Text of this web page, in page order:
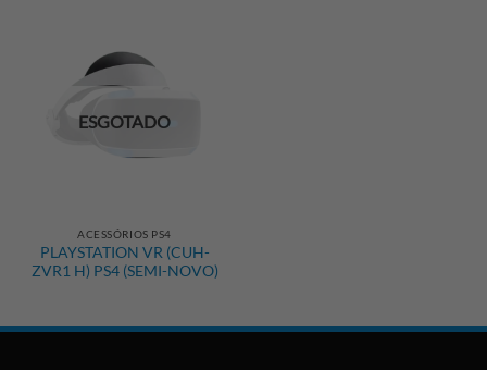
ESGOTADO
ACESSÓRIOS PS4
PLAYSTATION VR (CUH-
ZVR1 H) PS4 (SEMI-NOVO)